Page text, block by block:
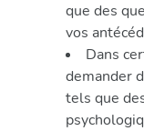
que des
vos
Dans
demander
tels que